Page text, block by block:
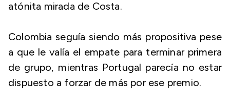
atónita mirada de Costa.
Colombia seguía siendo más propositiva pese
a que le valía el empate para terminar primera
de grupo, mientras Portugal parecía no estar
dispuesto a forzar de más por ese premio.